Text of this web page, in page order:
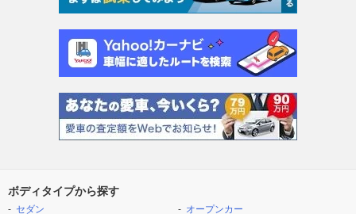
ボディタイプから探す
セダン
オープンカー